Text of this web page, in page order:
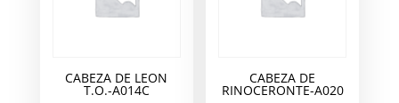
CABEZA DE LEON
T.O.-A014C
CABEZA DE
RINOCERONTE-A020